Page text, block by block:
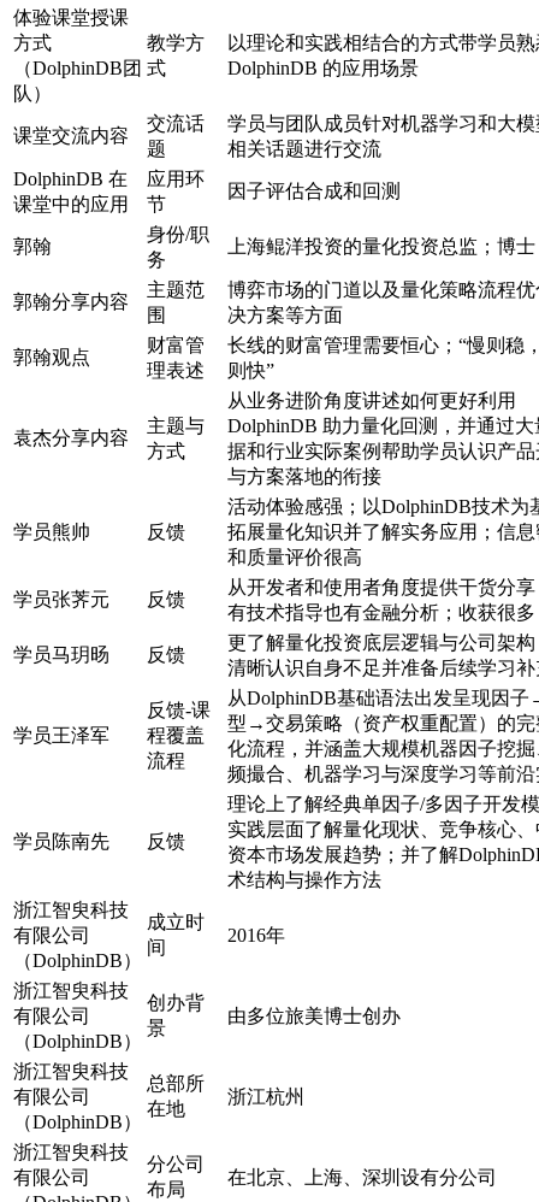
体验课堂授课
方式
（DolphinDB团
队）
教学方
式
以理论和实践相结合的方式带学员熟
DolphinDB 的应用场景
课堂交流内容
交流话
题
学员与团队成员针对机器学习和大
相关话题进行交流
DolphinDB 在
课堂中的应用
应用环
节
因子评估合成和回测
郭翰
身份/职
务
上海鲲洋投资的量化投资总监；博士
郭翰分享内容
主题范
围
博弈市场的门道以及量化策略流程
决方案等方面
郭翰观点
财富管
理表述
长线的财富管理需要恒心；“慢则稳
则快”
袁杰分享内容
主题与
方式
从业务进阶角度讲述如何更好利用
DolphinDB 助力量化回测，并通过大
据和行业实际案例帮助学员认识产
与方案落地的衔接
学员熊帅 反馈
活动体验感强；以DolphinDB技术为
拓展量化知识并了解实务应用；信
和质量评价很高
学员张荠元 反馈
从开发者和使用者角度提供干货分
有技术指导也有金融分析；收获很多
学员马玥旸 反馈
更了解量化投资底层逻辑与公司架
清晰认识自身不足并准备后续学习补
学员王泽军
反馈-课
程覆盖
流程
从DolphinDB基础语法出发呈现因
型→交易策略（资产权重配置）的完
化流程，并涵盖大规模机器因子挖
频撮合、机器学习与深度学习等前
学员陈南先 反馈
理论上了解经典单因子/多因子开发
实践层面了解量化现状、竞争核心
资本市场发展趋势；并了解
术结构与操作方法
浙江智臾科技
有限公司
（DolphinDB）
成立时
间
2016年
浙江智臾科技
有限公司
（DolphinDB）
创办背
景
由多位旅美博士创办
浙江智臾科技
有限公司
（DolphinDB）
总部所
在地
浙江杭州
浙江智臾科技
有限公司
分公司
布局
在北京、上海、深圳设有分公司